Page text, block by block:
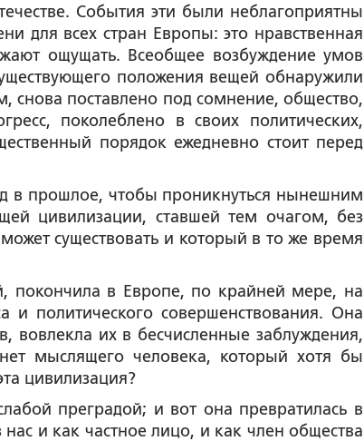
События эти были неблагоприятны
для всех стран Европы: это нравственная
ощущать. Всеобщее возбуждение умов
положения вещей обнаружили
снова поставлено под сомнение, общество,
поколеблено в своих политических,
порядок ежедневно стоит перед
в прошлое, чтобы проникнуться нынешним
цивилизации, ставшей тем очагом, без
существовать и который в то же время
покончила в Европе, по крайней мере, на
и политического совершенствования. Она
вовлекла их в бесчисленные заблуждения,
мыслящего человека, который хотя бы
цивилизация?
преградой; и вот она превратилась в
и как частное лицо, и как член общества